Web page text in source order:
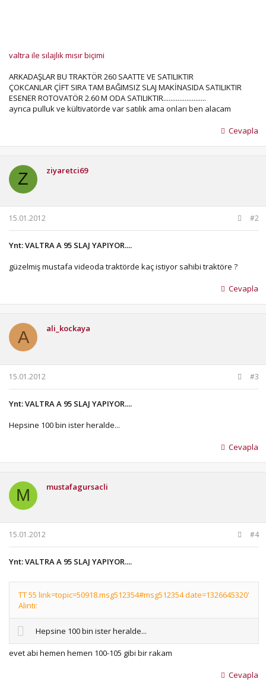
valtra ile sılajlık mısır biçimi
ARKADAŞLAR BU TRAKTÖR 260 SAATTE VE SATILIKTIR
ÇOKCANLAR ÇİFT SIRA TAM BAĞIMSIZ SLAJ MAKİNASIDA SATILIKTIR
ESENER ROTOVATÖR 2.60 M ODA SATILIKTIR........................
ayrıca pulluk ve kültivatörde var satılık ama onları ben alacam
Cevapla
Z ziyaretci69
15.01.2012 #2
Ynt: VALTRA A 95 SLAJ YAPIYOR....
güzelmiş mustafa videoda traktörde kaç istiyor sahibi traktöre ?
Cevapla
A ali_kockaya
15.01.2012 #3
Ynt: VALTRA A 95 SLAJ YAPIYOR....
Hepsine 100 bin ister heralde...
Cevapla
M mustafagursacli
15.01.2012 #4
Ynt: VALTRA A 95 SLAJ YAPIYOR....
TT 55 link=topic=50918.msg512354#msg512354 date=1326645320'
Alıntı:
Hepsine 100 bin ister heralde...
evet abi hemen hemen 100-105 gibi bir rakam
Cevapla